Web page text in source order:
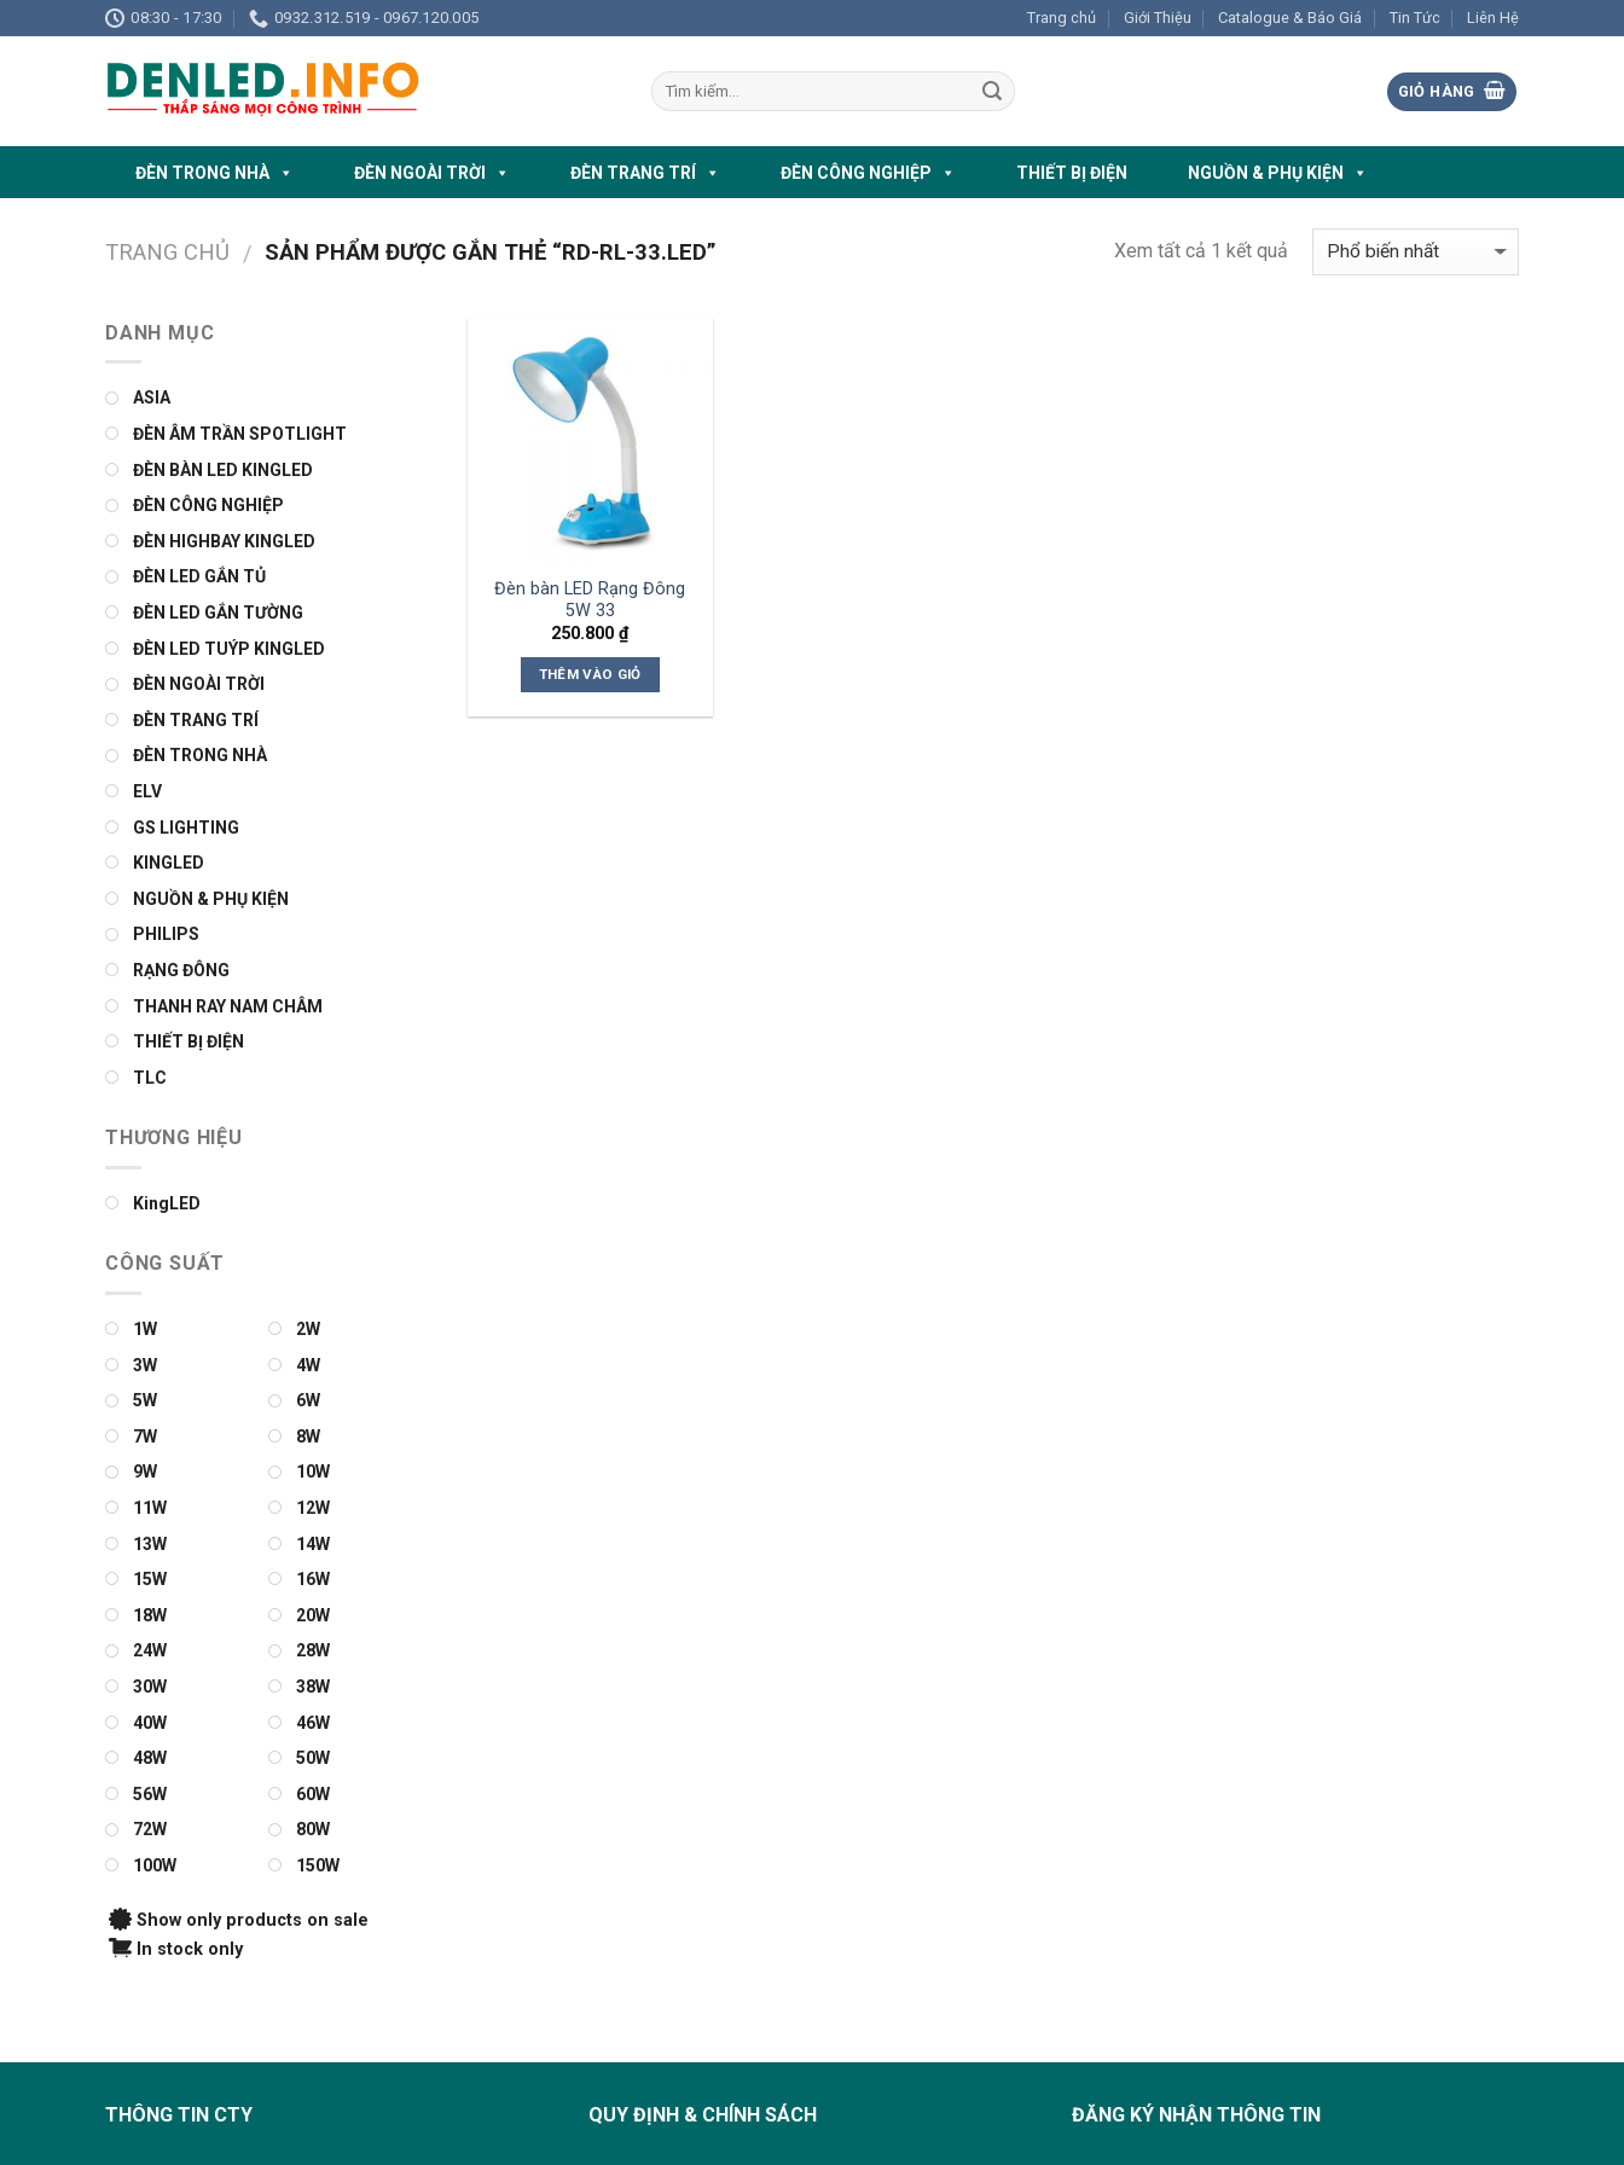
to
08:30 - 17:30 0932.312.519 - 0967.120.005 Trang chủ Giới Thiệu Catalogue & Báo Giá Tin Tức Liên Hệ
GIỎ HÀNG
ĐÈN TRONG NHÀ ĐÈN NGOÀI TRỜI ĐÈN TRANG TRÍ ĐÈN CÔNG NGHIỆP THIẾT BỊ ĐIỆN NGUỒN & PHỤ KIỆN
TRANG CHỦ / SẢN PHẨM ĐƯỢC GẮN THẺ “RD-RL-33.LED” Xem tất cả 1 kết quả
DANH MỤC
ASIA
ĐÈN ÂM TRẦN SPOTLIGHT
ĐÈN BÀN LED KINGLED
ĐÈN CÔNG NGHIỆP
ĐÈN HIGHBAY KINGLED
ĐÈN LED GẮN TỦ
ĐÈN LED GẮN TƯỜNG
ĐÈN LED TUÝP KINGLED
ĐÈN NGOÀI TRỜI
ĐÈN TRANG TRÍ
ĐÈN TRONG NHÀ
ELV
GS LIGHTING
KINGLED
NGUỒN & PHỤ KIỆN
PHILIPS
RẠNG ĐÔNG
THANH RAY NAM CHÂM
THIẾT BỊ ĐIỆN
TLC
THƯƠNG HIỆU
KingLED
CÔNG SUẤT
1W
2W
3W
4W
5W
6W
7W
8W
9W
10W
11W
12W
13W
14W
15W
16W
18W
20W
24W
28W
30W
38W
40W
46W
48W
50W
56W
60W
72W
80W
100W
150W
Show only products on sale
In stock only
Đèn bàn LED Rạng Đông
5W 33
250.800₫
THÊM VÀO GIỎ
THÔNG TIN CTY QUY ĐỊNH & CHÍNH SÁCH ĐĂNG KÝ NHẬN THÔNG TIN